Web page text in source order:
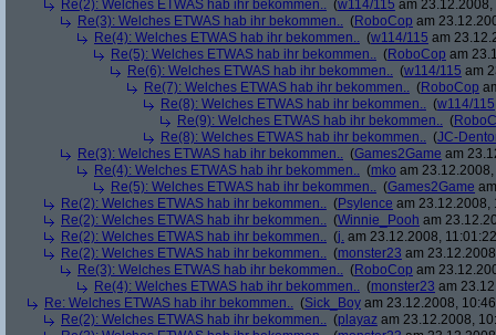
Re(2): Welches ETWAS hab ihr bekommen.. (w114/115 am
Re(3): Welches ETWAS hab ihr bekommen.. (RoboCop am
Re(4): Welches ETWAS hab ihr bekommen.. (w114/115 am
Re(5): Welches ETWAS hab ihr bekommen.. (RoboCop am
Re(6): Welches ETWAS hab ihr bekommen.. (w114/115 am
Re(7): Welches ETWAS hab ihr bekommen.. (RoboCop
Re(8): Welches ETWAS hab ihr bekommen.. (w114/115
Re(9): Welches ETWAS hab ihr bekommen.. (
Re(8): Welches ETWAS hab ihr bekommen.. (JC-
Re(3): Welches ETWAS hab ihr bekommen.. (Games2Game am
Re(4): Welches ETWAS hab ihr bekommen.. (mko am
Re(5): Welches ETWAS hab ihr bekommen.. (Games2Game
Re(2): Welches ETWAS hab ihr bekommen.. (Psylence am 23.12.2008,
Re(2): Welches ETWAS hab ihr bekommen.. (Winnie_Pooh am
Re(2): Welches ETWAS hab ihr bekommen.. (j. am 23.12.2008,
Re(2): Welches ETWAS hab ihr bekommen.. (monster23 am
Re(3): Welches ETWAS hab ihr bekommen.. (RoboCop am
Re(4): Welches ETWAS hab ihr bekommen.. (monster23 am
Re: Welches ETWAS hab ihr bekommen.. (Sick_Boy am 23.12.2008,
Re(2): Welches ETWAS hab ihr bekommen.. (playaz am 23.12.2008,